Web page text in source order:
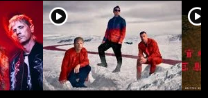
player2 player2